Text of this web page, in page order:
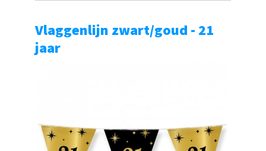
Vlaggenlijn zwart/goud - 21
jaar